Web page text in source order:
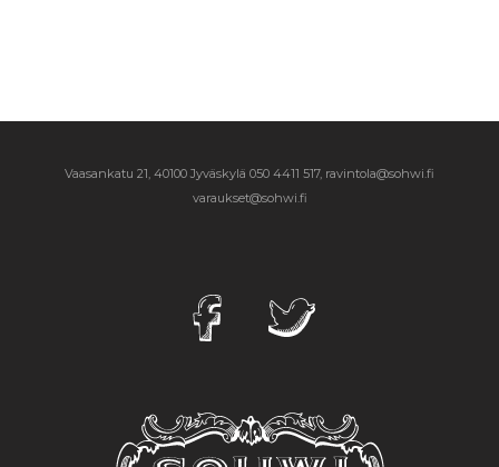
Vaasankatu 21, 40100 Jyväskylä 050 4411 517, ravintola@sohwi.fi
varaukset@sohwi.fi